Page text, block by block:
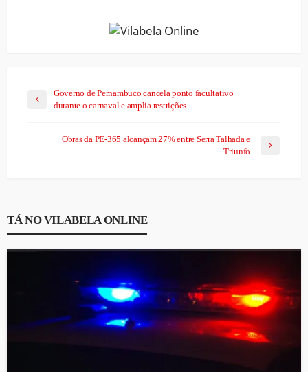
Governo de Pernambuco cancela ponto facultativo
durante o carnaval e amplia restrições
Obras da PE-365 alcançam 27% entre Serra Talhada e
Triunfo
TÁ NO VILABELA ONLINE